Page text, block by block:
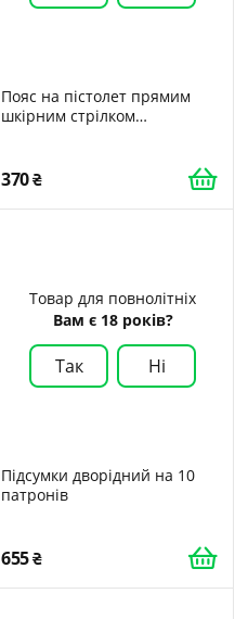
Пояс на пістолет прямим
шкірним стрілком
370
Товар для повнолітніх
Вам є 18 років?
Так Ні
Підсумки дворідний на 10
патронів
655